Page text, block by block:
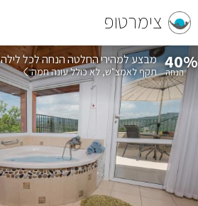
צימרטופ
40% הנחה לכל לילה
תקף לאמצ"ש לא כולל עונה חמה